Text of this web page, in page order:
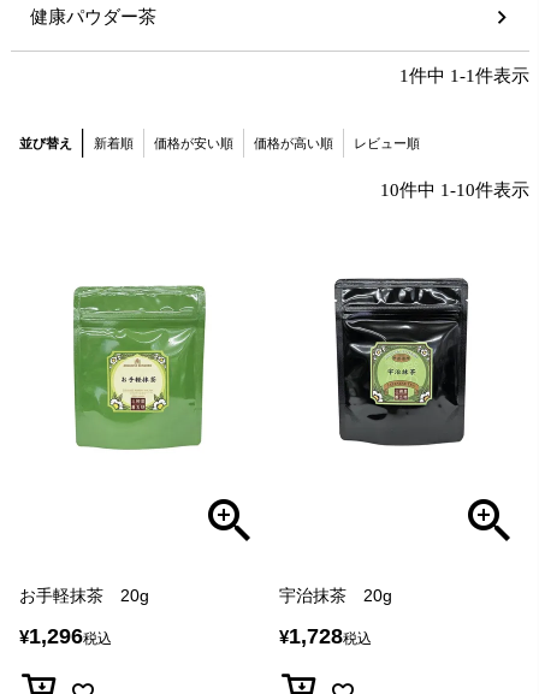
健康パウダー茶
1件中 1-1件表示
並び替え 新着順 価格が安い順 価格が高い順 レビュー順
10件中 1-10件表示
お手軽抹茶 20g
¥1,296税込
宇治抹茶 20g
¥1,728税込